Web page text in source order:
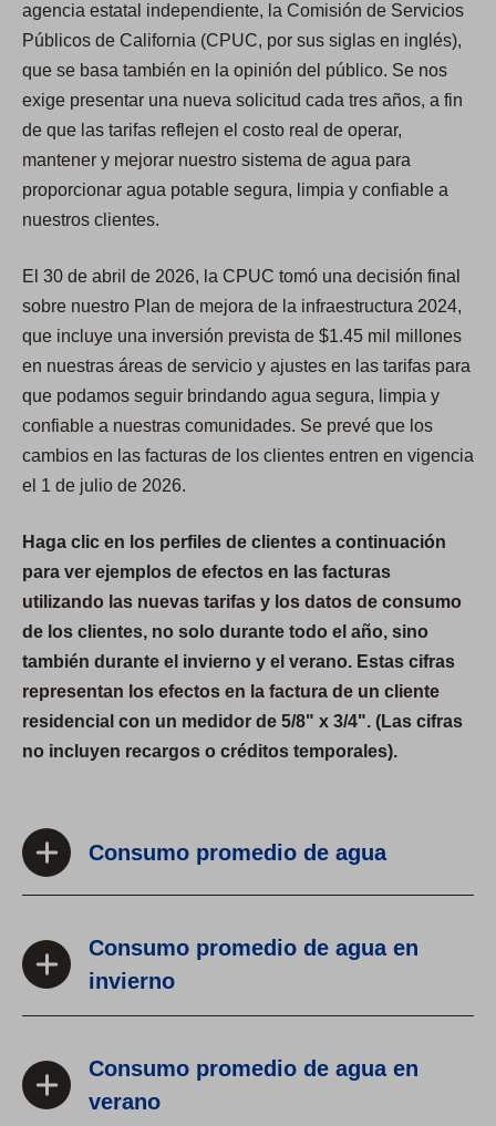
agencia estatal independiente, la Comisión de Servicios
Públicos de California (CPUC, por sus siglas en inglés),
que se basa también en la opinión del público. Se nos
exige presentar una nueva solicitud cada tres años, a fin
de que las tarifas reflejen el costo real de operar,
mantener y mejorar nuestro sistema de agua para
proporcionar agua potable segura, limpia y confiable a
nuestros clientes.
El 30 de abril de 2026, la CPUC tomó una decisión final
sobre nuestro Plan de mejora de la infraestructura 2024,
que incluye una inversión prevista de $1.45 mil millones
en nuestras áreas de servicio y ajustes en las tarifas para
que podamos seguir brindando agua segura, limpia y
confiable a nuestras comunidades. Se prevé que los
cambios en las facturas de los clientes entren en vigencia
el 1 de julio de 2026.
Haga clic en los perfiles de clientes a continuación
para ver ejemplos de efectos en las facturas
utilizando las nuevas tarifas y los datos de consumo
de los clientes, no solo durante todo el año, sino
también durante el invierno y el verano. Estas cifras
representan los efectos en la factura de un cliente
residencial con un medidor de 5/8" x 3/4". (Las cifras
no incluyen recargos o créditos temporales).
Consumo promedio de agua
Consumo promedio de agua en
invierno
Consumo promedio de agua en
verano